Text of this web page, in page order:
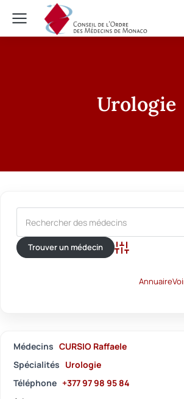
Urologie
Recherche
Annuaire
Médecins CURSIO Raffaele
Spécialités Urologie
Téléphone +377 97 98 95 84